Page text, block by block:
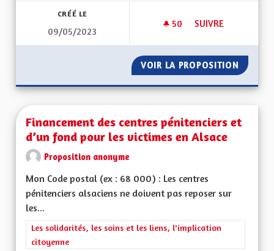
CRÉÉ LE
09/05/2023
50 50 ABONNÉS
SUIVRE
VOIR LA PROPOSITION
Financement des centres pénitenciers et
d’un fond pour les victimes en Alsace
Proposition anonyme
Mon Code postal (ex : 68 000) : Les centres
pénitenciers alsaciens ne doivent pas reposer sur
les...
Filtrer les résultats de la catégorie : Les solidarités, les soins
Les solidarités, les soins et les liens, l'implication
citoyenne